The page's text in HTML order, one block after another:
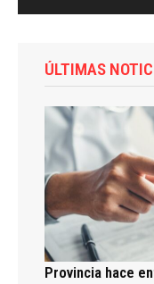
ÚLTIMAS
Provincia hace